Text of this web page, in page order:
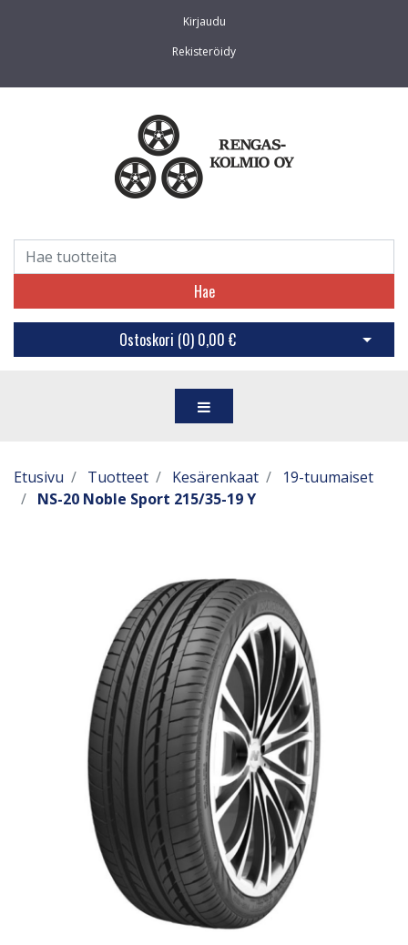
Kirjaudu
Rekisteröidy
Hae
Ostoskori (0) 0,00 € Avaa
Etusivu Tuotteet Kesärenkaat
19-tuumaiset
NS-20 Noble Sport 215/35-19 Y